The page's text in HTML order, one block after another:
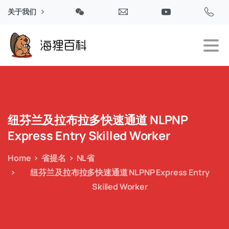
关于我们
纽芬兰及拉布拉多快速通道NLPNP
ExpressEntrySkilledWorker
Home 省提名
NL省
纽芬兰及拉布拉多快速通道 NLPNP Express Entry
Skilled Worker